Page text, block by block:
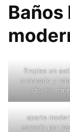
Baños
Emplea un
ordenado y
diseño
aparta
espacio por